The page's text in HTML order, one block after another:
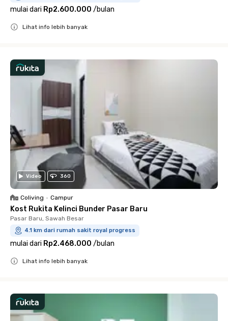
mulai dari Rp2.600.000 /bulan
Lihat info lebih banyak
Video 360
Coliving • Campur
Kost Rukita Kelinci Bunder Pasar Baru
Pasar Baru, Sawah Besar
4.1 km dari rumah sakit royal progress
mulai dari Rp2.468.000 /bulan
Lihat info lebih banyak